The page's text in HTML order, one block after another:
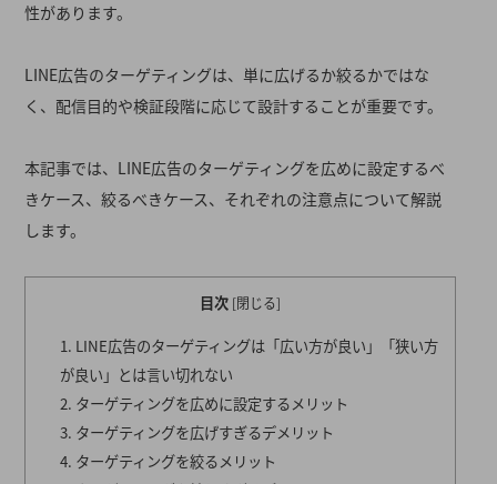
性があります。
LINE広告のターゲティングは、単に広げるか絞るかではな
く、配信目的や検証段階に応じて設計することが重要です。
本記事では、LINE広告のターゲティングを広めに設定するべ
きケース、絞るべきケース、それぞれの注意点について解説
します。
目次 [閉じる]
LINE広告のターゲティングは「広い方が良い」「狭い方
が良い」とは言い切れない
ターゲティングを広めに設定するメリット
ターゲティングを広げすぎるデメリット
ターゲティングを絞るメリット